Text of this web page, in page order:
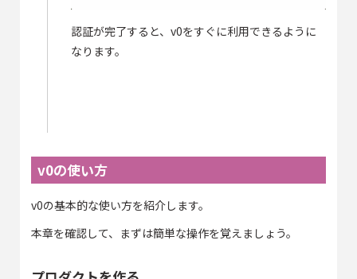
認証が完了すると、v0をすぐに利用できるように
なります。
v0の使い方
v0の基本的な使い方を紹介します。
本章を確認して、まずは簡単な操作を覚えましょう。